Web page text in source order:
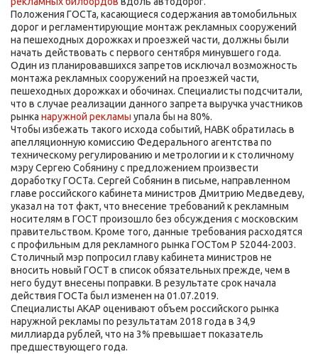
Положения ГОСТа, касающиеся содержания автомобильных
дорог и регламентирующие монтаж рекламных сооружений
на пешеходных дорожках и проезжей части, должны были
начать действовать с первого сентября минувшего года.
Один из планировавшихся запретов исключал возможность
монтажа рекламных сооружений на проезжей части,
пешеходных дорожках и обочинах. Специалисты подсчитали,
что в случае реализации данного запрета выручка участников
рынка наружной рекламы упала бы на 80%.
Чтобы избежать такого исхода событий, НАВК обратилась в
апелляционную комиссию Федерального агентства по
техническому регулированию и метрологии и к столичному
мэру Сергею Собянину с предложением произвести
доработку ГОСТа. Сергей Собянин в письме, направленном
главе российского кабинета министров Дмитрию Медведеву,
указал на тот факт, что внесение требований к рекламным
носителям в ГОСТ произошло без обсуждения с московским
правительством. Кроме того, данные требования расходятся
с профильным для рекламного рынка ГОСТом Р 52044-2003.
Столичный мэр попросил главу кабинета министров не
вносить новый ГОСТ в список обязательных прежде, чем в
него будут внесены поправки. В результате срок начала
действия ГОСТа был изменен на 01.07.2019.
Специалисты АКАР оценивают объем российского рынка
наружной рекламы по результатам 2018 года в 34,9
миллиарда рублей, что на 3% превышает показатель
предшествующего года.